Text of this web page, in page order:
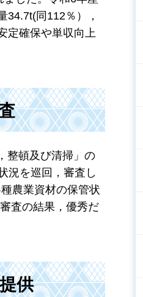
34.7t(同112％），
定確保や単収向上
整頓及び清掃」の
況を巡回，審査し
農業資材の保管状
査の結果，優秀だ
供